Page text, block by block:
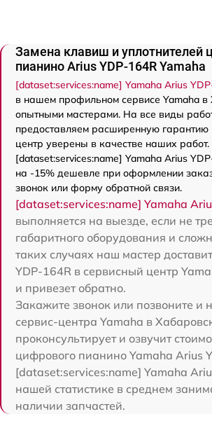
Замена клавиш и уплотнителей
пианино Arius YDP-164R Yamaha
[dataset:services:name] Yamaha Arius
в нашем профильном сервисе Yamaha в
опытными мастерами. На все виды
предоставляем расширенную
центр уверены в качестве наших работ.
[dataset:services:name] Yamaha Arius
на -15% дешевле при оформлении
звонок или форму обратной связи.
[dataset:services:name] Yamaha
выполняется на выезде, если не
габаритного оборудования и
таких случаях наш мастер
YDP-164R в сервисный центр
и привезет обратно.
Закажите звонок или позвоните и
сервис-центра Yamaha в
проконсультирует и озвучит
цифрового пианино Yamaha Arius
[dataset:services:name] Yamaha
нашей статистике в среднем
наличии запчастей.